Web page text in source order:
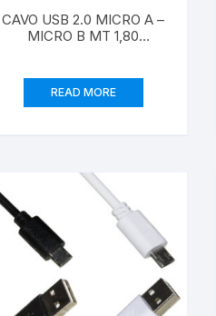
CAVO USB 2.0 MICRO A –
MICRO B MT 1,80
READ MORE